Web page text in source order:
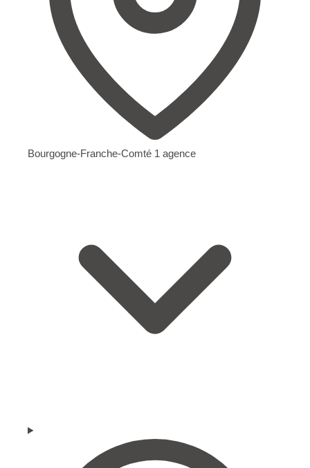
Bourgogne-Franche-Comté 1 agence